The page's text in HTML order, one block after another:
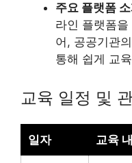
주요 플랫폼 소
라인 플랫폼
어, 공공기관
통해 쉽게 교
교육 일정 및
일자 교육